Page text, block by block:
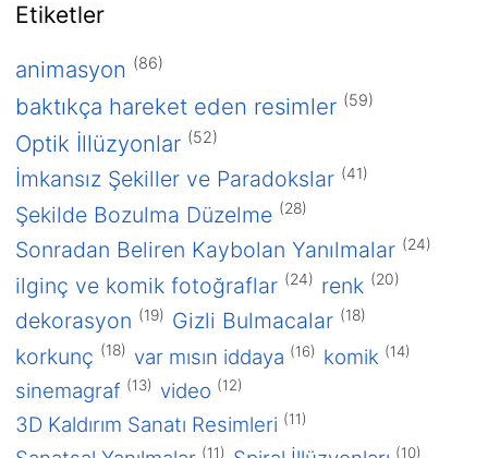
Etiketler
animasyon (86)
baktıkça hareket eden resimler (59)
Optik İllüzyonlar (52)
İmkansız Şekiller ve Paradokslar (41)
Şekilde Bozulma Düzelme (28)
Sonradan Beliren Kaybolan Yanılmalar (24)
ilginç ve komik fotoğraflar (24) renk (20)
dekorasyon (19) Gizli Bulmacalar (18)
korkunç (18) var mısın iddaya (16) komik (14)
sinemagraf (13) video (12)
3D Kaldırım Sanatı Resimleri (11)
(11) (10)
Ocak 2016
2015
Aralık 2015
2013
Aralık 2013
Kutu içinde kutu hediye sever misiniz?